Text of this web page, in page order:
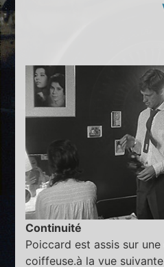
Continuité
Poiccard est assis sur
coiffeuse.à la vue